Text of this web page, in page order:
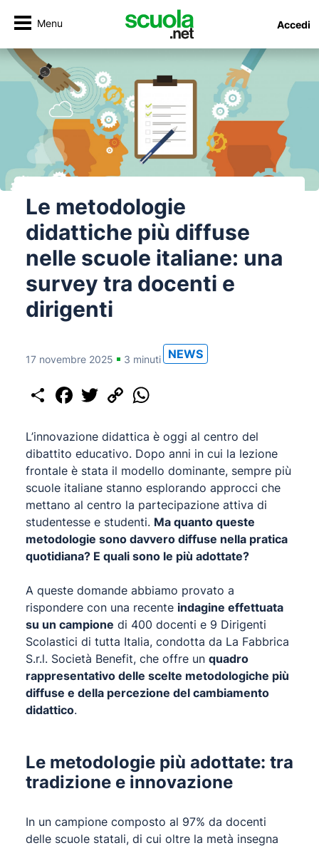
Menu Accedi
Le metodologie
didattiche più diffuse
nelle scuole italiane: una
survey tra docenti e
dirigenti
17 novembre 2025 3 minuti NEWS
Share Facebook
Twitter Copy
Link
L’innovazione didattica è oggi al centro del
dibattito educativo. Dopo anni in cui la lezione
frontale è stata il modello dominante, sempre più
scuole italiane stanno esplorando approcci che
mettano al centro la partecipazione attiva di
studentesse e studenti. Ma quanto queste
metodologie sono davvero diffuse nella pratica
quotidiana? E quali sono le più adottate?
A queste domande abbiamo provato a
rispondere con una recente indagine effettuata
su un campione di 400 docenti e 9 Dirigenti
Scolastici di tutta Italia, condotta da La Fabbrica
S.r.l. Società Benefit, che offre un quadro
rappresentativo delle scelte metodologiche più
diffuse e della percezione del cambiamento
didattico.
Le metodologie più adottate: tra
tradizione e innovazione
In un campione composto al 97% da docenti
delle scuole statali, di cui oltre la metà insegna